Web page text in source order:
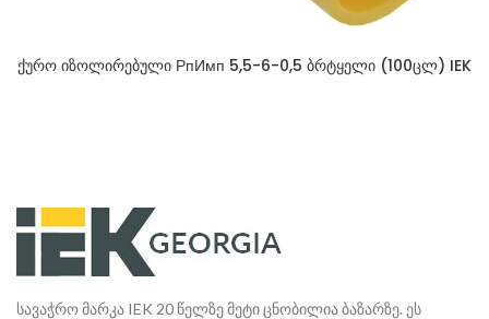
ქურო იზოლირებული РпИмп 5,5-6-0,5 ბრტყელი (100ცლ) IEK
სავაჭრო მარკა IEK 20 წელზე მეტი ცნობილია ბაზარზე. ეს